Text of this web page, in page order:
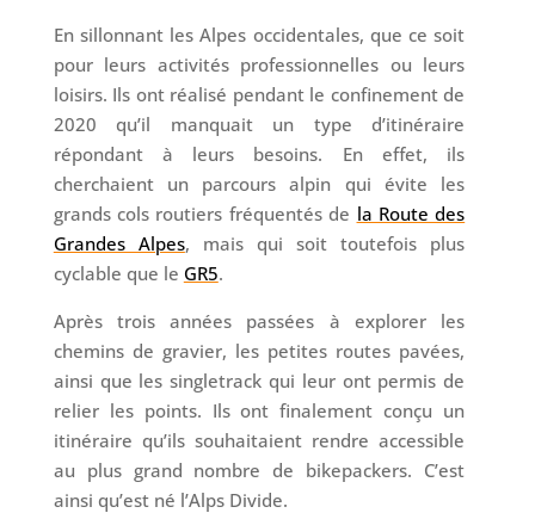
En sillonnant les Alpes occidentales, que ce soit
pour leurs activités professionnelles ou leurs
loisirs. Ils ont réalisé pendant le confinement de
2020 qu’il manquait un type d’itinéraire
répondant à leurs besoins. En effet, ils
cherchaient un parcours alpin qui évite les
grands cols routiers fréquentés de la Route des
Grandes Alpes, mais qui soit toutefois plus
cyclable que le GR5.
Après trois années passées à explorer les
chemins de gravier, les petites routes pavées,
ainsi que les singletrack qui leur ont permis de
relier les points. Ils ont finalement conçu un
itinéraire qu’ils souhaitaient rendre accessible
au plus grand nombre de bikepackers. C’est
ainsi qu’est né l’Alps Divide.